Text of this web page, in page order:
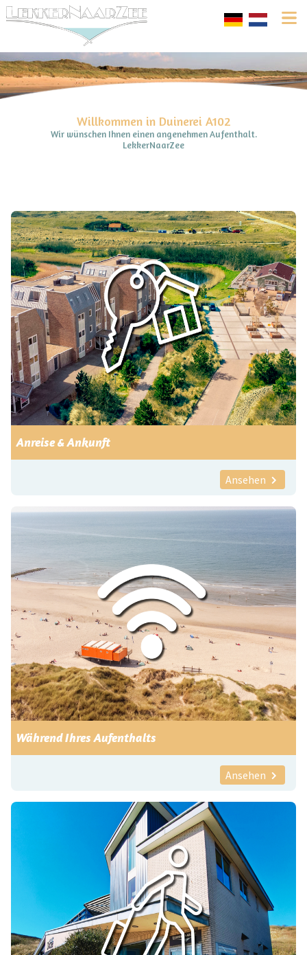
Willkommen in Duinerei A102
Wir wünschen Ihnen einen angenehmen Aufenthalt.
LekkerNaarZee
Anreise & Ankunft
Ansehen
Während Ihres Aufenthalts
Ansehen